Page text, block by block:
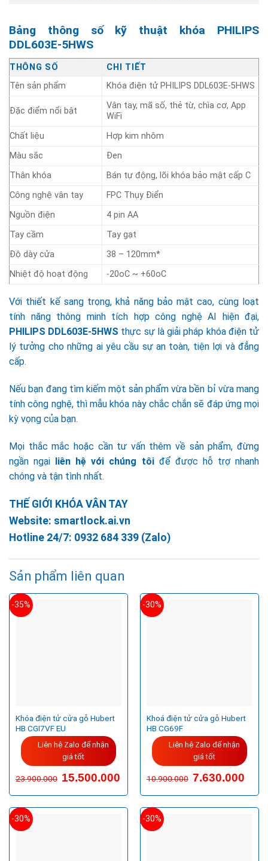
Bảng thông số kỹ thuật khóa PHILIPS
DDL603E-5HWS
THÔNG SỐ
CHI TIẾT
Tên sản phẩm
Khóa điện tử PHILIPS DDL603E-5HWS
Đặc điểm nổi bật
Vân tay, mã số, thẻ từ, chìa cơ, App
WiFi
Chất liệu
Hợp kim nhôm
Màu sắc
Đen
Thân khóa
Bán tự động, lõi khóa bảo mật cấp C
Công nghệ vân tay
FPC Thụy Điển
Nguồn điện
4 pin AA
Tay cầm
Tay gạt
Độ dày cửa
38 – 120mm*
Nhiệt độ hoạt động
-20oC ~ +60oC
Với thiết kế sang trọng, khả năng bảo mật cao, cùng loạt
tính năng thông minh tích hợp công nghệ AI hiện đại,
PHILIPS DDL603E-5HWS thực sự là giải pháp khóa điện tử
lý tưởng cho những ai yêu cầu sự an toàn, tiện lợi và đẳng
cấp.
Nếu bạn đang tìm kiếm một sản phẩm vừa bền bỉ vừa mang
tính công nghệ, thì mẫu khóa này chắc chắn sẽ đáp ứng mọi
kỳ vọng của bạn.
Mọi thắc mắc hoặc cần tư vấn thêm về sản phẩm, đừng
ngần ngại liên hệ với chúng tôiđể được hỗ trợ nhanh
chóng và tận tình nhất.
THẾ GIỚI KHÓA VÂN TAY
Website: smartlock.ai.vn
Hotline 24/7: 0932 684 339 (Zalo)
Sản phẩm liên quan
-35%
Khóa điện tử cửa gỗ Hubert
HB CGI7VF EU
Liên hệ Zalo để nhận
giá tốt
23.900.000 15.500.000
-30%
Khoá điện tử cửa gỗ Hubert
HB CG69F
Liên hệ Zalo để nhận
giá tốt
10.900.000 Giá
gốc
10.900.000VND.
7.630.000Giá
hiện
là:
-30%
-30%